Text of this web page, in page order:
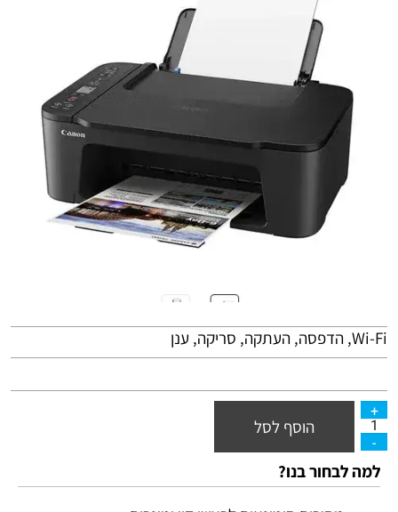
Wi-Fi, הדפסה, העתקה, סריקה, ענן
הוסף לסל
למה לבחור בנו?